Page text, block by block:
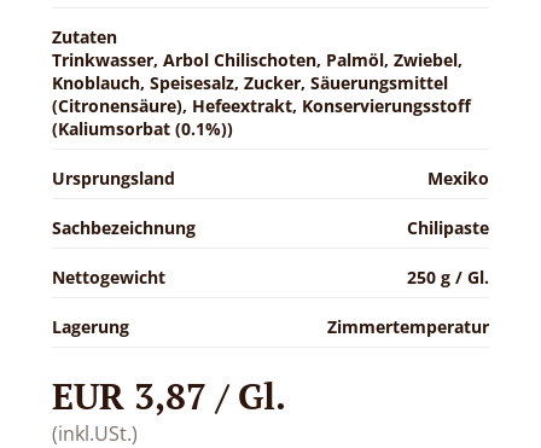
Zutaten
Trinkwasser, Arbol Chilischoten, Palmöl, Zwiebel,
Knoblauch, Speisesalz, Zucker, Säuerungsmittel
(Citronensäure), Hefeextrakt, Konservierungsstoff
(Kaliumsorbat (0.1%))
Ursprungsland Mexiko
Sachbezeichnung Chilipaste
Nettogewicht 250 g / Gl.
Lagerung Zimmertemperatur
EUR 3,87 / Gl.
(inkl.USt.)